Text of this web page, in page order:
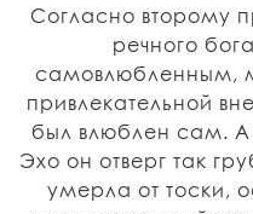
Согласно второму
речного
самовлюбленным,
привлекательной
был влюблен сам.
Эхо он отверг так
умерла от тоски,